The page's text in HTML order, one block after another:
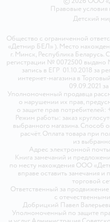
Правовые условия
Детский
Общество с ограниченной
«Детмир БЕЛ» ). Место
г. Минск, Республика Беларусь.
регистрации № 0072500 выдано
запись в ЕГР 01.10.2018 за
интернет-магазина в
09.09.2021
Уполномоченный продавца
о нарушении их прав,
о защите прав потребителей:
Режим работы: заказ
выбранного магазина. Способ
расчёт. Оплата товара при
из
Адрес электронной
Книга замечаний и
по месту нахождения ООО
вправе оставить замечания
торговой
Ответственный за
с
Добрицкий Павел
Уполномоченный по защите